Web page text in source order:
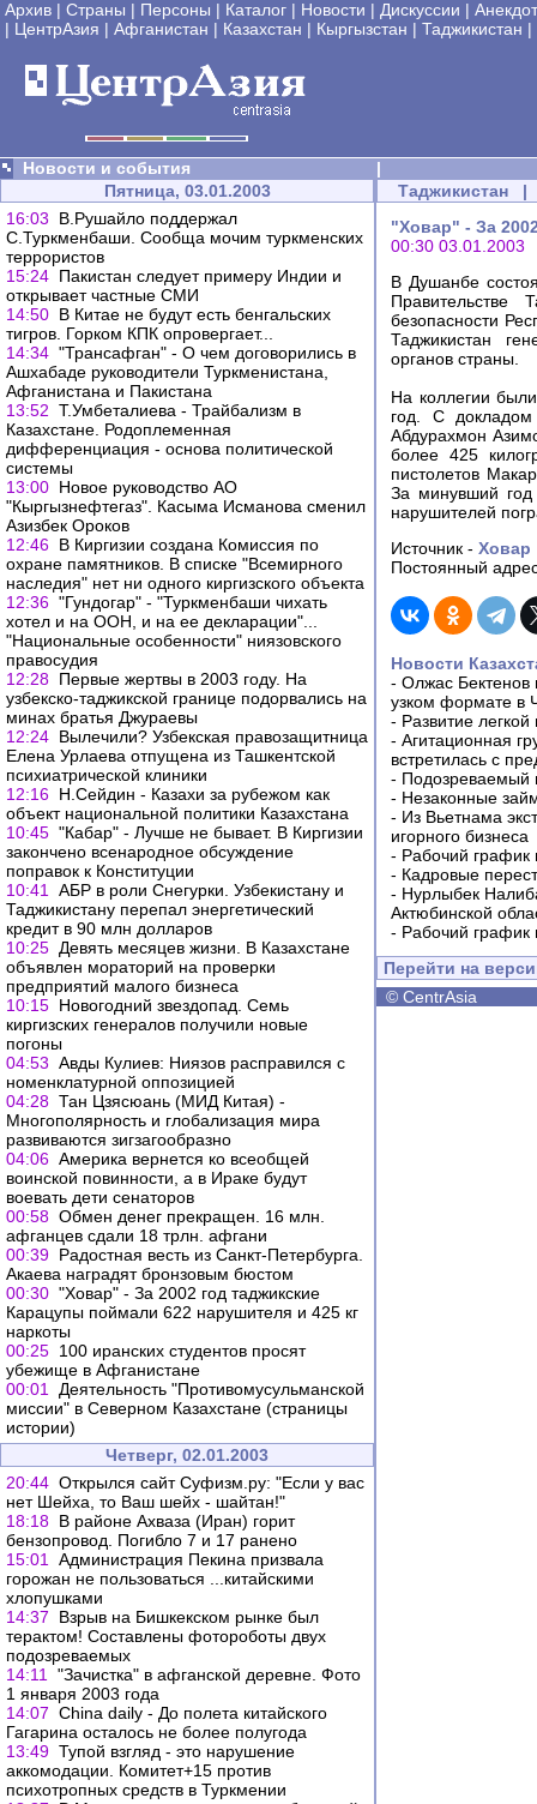
Архив | Страны | Персоны | Каталог | Новости | Дискуссии |
| ЦентрАзия | Афганистан | Казахстан | Кыргызстан | Таджикистан |
Новости и события
|
Пятница, 03.01.2003
16:03
В.Рушайло поддержал
С.Туркменбаши. Сообща мочим туркменских
террористов
15:24 Пакистан следует примеру Индии и
открывает частные СМИ
14:50 В Китае не будут есть бенгальских
тигров. Горком КПК опровергает...
14:34 "Трансафган" - О чем договорились в
Ашхабаде руководители Туркменистана,
Афганистана и Пакистана
13:52 Т.Умбеталиева - Трайбализм в
Казахстане. Родоплеменная
дифференциация - основа политической
системы
13:00 Новое руководство АО
"Кыргызнефтегаз". Касыма Исманова сменил
Азизбек Ороков
12:46 В Киргизии создана Комиссия по
охране памятников. В списке "Всемирного
наследия" нет ни одного киргизского объекта
12:36 "Гундогар" - "Туркменбаши чихать
хотел и на ООН, и на ее декларации"...
"Национальные особенности" ниязовского
правосудия
12:28 Первые жертвы в 2003 году. На
узбекско-таджикской границе подорвались на
минах братья Джураевы
12:24 Вылечили? Узбекская правозащитница
Елена Урлаева отпущена из Ташкентской
психиатрической клиники
12:16 Н.Сейдин - Казахи за рубежом как
объект национальной политики Казахстана
10:45 "Кабар" - Лучше не бывает. В Киргизии
закончено всенародное обсуждение
поправок к Конституции
10:41
АБР в роли Снегурки. Узбекистану и
Таджикистану перепал энергетический
кредит в 90 млн долларов
10:25 Девять месяцев жизни. В Казахстане
объявлен мораторий на проверки
предприятий малого бизнеса
10:15 Новогодний звездопад. Семь
киргизских генералов получили новые
погоны
04:53 Авды Кулиев: Ниязов расправился с
номенклатурной оппозицией
04:28 Тан Цзясюань (МИД Китая) -
Многополярность и глобализация мира
развиваются зигзагообразно
04:06 Америка вернется ко всеобщей
воинской повинности, а в Ираке будут
воевать дети сенаторов
00:58 Обмен денег прекращен. 16 млн.
афганцев сдали 18 трлн. афгани
00:39 Радостная весть из Санкт-Петербурга.
Акаева наградят бронзовым бюстом
00:30 "Ховар" - За 2002 год таджикские
Карацупы поймали 622 нарушителя и 425 кг
наркоты
00:25 100 иранских студентов просят
убежище в Афганистане
00:01
Деятельность "Противомусульманской
миссии" в Северном Казахстане (страницы
истории)
Четверг, 02.01.2003
20:44 Открылся сайт Суфизм.ру: "Если у вас
нет Шейха, то Ваш шейх - шайтан!"
18:18 В районе Ахваза (Иран) горит
бензопровод. Погибло 7 и 17 ранено
15:01
Администрация Пекина призвала
горожан не пользоваться ...китайскими
хлопушками
14:37
Взрыв на Бишкекском рынке был
терактом! Составлены фотороботы двух
подозреваемых
14:11
"Зачистка" в афганской деревне. Фото
1 января 2003 года
14:07 China daily - До полета китайского
Гагарина осталось не более полугода
13:49 Тупой взгляд - это нарушение
аккомодации. Комитет+15 против
психотропных средств в Туркмении
Таджикистан |
"Ховар" - За
00:30 03.01.2003
В Душанбе
Правительстве
безопасности
Таджикистан
органов страны.
На коллегии
год. С докладом
Абдурахмон
более 425
пистолетов
За минувший год
нарушителей
Источник - Ховар
Постоянный
Новости
- Олжас Бектенов
узком формате в
- Развитие
- Агитационная
встретилась с
- Подозреваемый
- Незаконные
- Из Вьетнама
игорного бизнеса
- Рабочий график
- Кадровые
- Нурлыбек
Актюбинской
- Рабочий график
Перейти на
© CentrAsia